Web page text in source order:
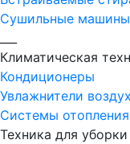
Сушильные машины
Климатическая
Кондиционеры
Увлажнители
Системы отопления
Техника для уборки